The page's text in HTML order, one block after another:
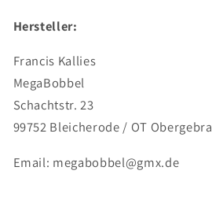
Hersteller:
Francis Kallies
MegaBobbel
Schachtstr. 23
99752 Bleicherode / OT Obergebra
Email: megabobbel@gmx.de